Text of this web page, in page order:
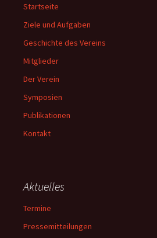
Startseite
Ziele und Aufgaben
Geschichte des Vereins
Mitglieder
Der Verein
Symposien
Publikationen
Kontakt
Aktuelles
Termine
Pressemitteilungen